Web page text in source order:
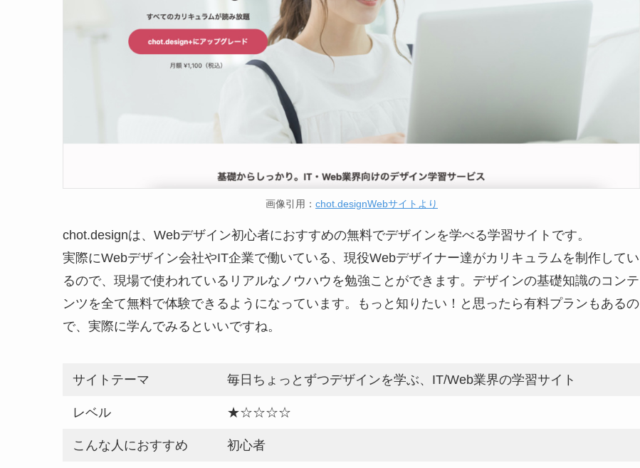
画像引用： chot.designWebサイトより
chot.designは、Webデザイン初心者におすすめの無料でデザインを学べる学習サイトです。
実際にWebデザイン会社やIT企業で働いている、現役Webデザイナー達がカリキュラムを制作してい
るので、現場で使われているリアルなノウハウを勉強ことができます。デザインの基礎知識のコンテ
ンツを全て無料で体験できるようになっています。もっと知りたい！と思ったら有料プランもあるの
で、実際に学んでみるといいですね。
サイトテーマ 毎日ちょっとずつデザインを学ぶ、IT/Web業界の学習サイト
レベル ★☆☆☆☆
こんな人におすすめ 初心者